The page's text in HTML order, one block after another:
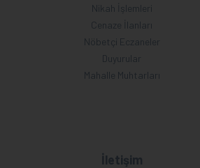
Nikah İşlemleri
Cenaze İlanları
Nöbetçi Eczaneler
Duyurular
Mahalle Muhtarları
İletişim